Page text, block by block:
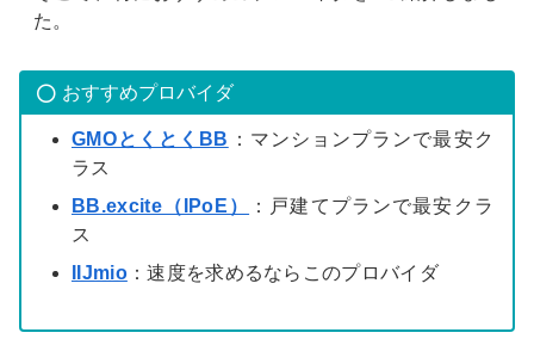
た。
おすすめプロバイダ
GMOとくとくBB ：マンションプランで最安ク
ラス
BB.excite（IPoE）
：戸建てプランで最安クラ
ス
IIJmio：速度を求めるならこのプロバイダ